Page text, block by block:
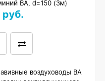
ВА, d=150 (3м)
воздуховоды ВА